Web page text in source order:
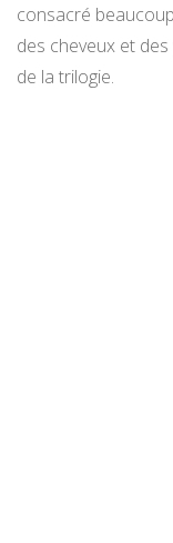
consacré
des cheveux et
de la trilogie.